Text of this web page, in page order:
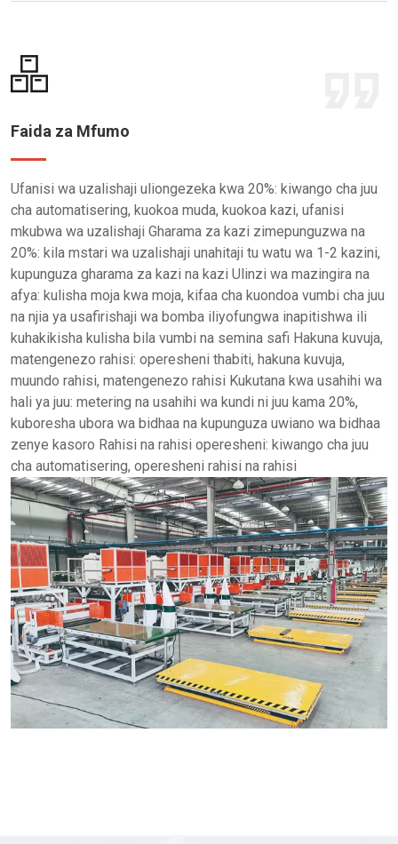
Faida za Mfumo
Ufanisi wa uzalishaji uliongezeka kwa 20%: kiwango cha juu
cha automatisering, kuokoa muda, kuokoa kazi, ufanisi
mkubwa wa uzalishaji Gharama za kazi zimepunguzwa na
20%: kila mstari wa uzalishaji unahitaji tu watu wa 1-2 kazini,
kupunguza gharama za kazi na kazi Ulinzi wa mazingira na
afya: kulisha moja kwa moja, kifaa cha kuondoa vumbi cha juu
na njia ya usafirishaji wa bomba iliyofungwa inapitishwa ili
kuhakikisha kulisha bila vumbi na semina safi Hakuna kuvuja,
matengenezo rahisi: operesheni thabiti, hakuna kuvuja,
muundo rahisi, matengenezo rahisi Kukutana kwa usahihi wa
hali ya juu: metering na usahihi wa kundi ni juu kama 20%,
kuboresha ubora wa bidhaa na kupunguza uwiano wa bidhaa
zenye kasoro Rahisi na rahisi operesheni: kiwango cha juu
cha automatisering, operesheni rahisi na rahisi